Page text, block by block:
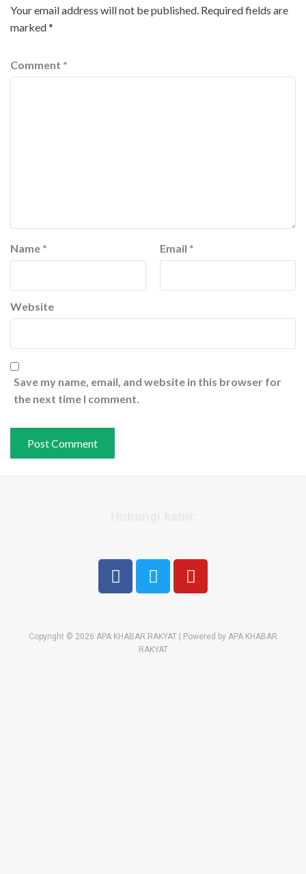
Your email address will not be published. Required fields are
marked*
Comment *
Name * Email *
Website
Save my name, email, and website in this browser for
the next time I comment.
Media sosial kami:
Copyright © 2026 APA KHABAR RAKYAT | Powered by APA KHABAR
RAKYAT